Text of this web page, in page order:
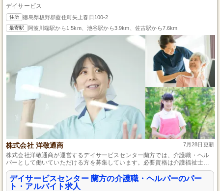
デイサービス
住所 徳島県板野郡藍住町矢上春日100-2
最寄駅 阿波川端駅から1.5km、池谷駅から3.9km、佐古駅から7.6km
株式会社 洋敬通商 7月28日更新
株式会社洋敬通商が運営するデイサービスセンター蘭方では、介護職・ヘル
パーとして働いていただける方を募集しています。必要資格は介護福祉士、
初任者研修（旧ヘルパー2級）、そして自動車免許です。パート・アルバイト
としての勤務形態で、資格を活かしてお年寄りと接する温かい環境で働きま
せんか。あなたのご応募をお待ちしております。
デイサービスセンター 蘭方の介護職・ヘルパーのパー
ト・アルバイト求人